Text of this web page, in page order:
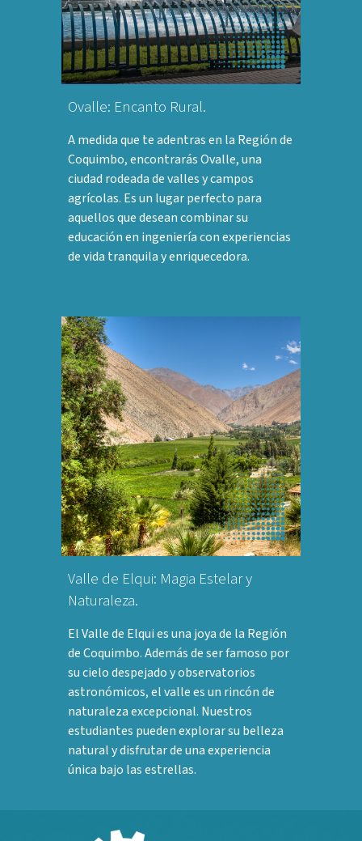
Ovalle: Encanto Rural.
A medida que te adentras en la Región de
Coquimbo, encontrarás Ovalle, una
ciudad rodeada de valles y campos
agrícolas. Es un lugar perfecto para
aquellos que desean combinar su
educación en ingeniería con experiencias
de vida tranquila y enriquecedora.
Valle de Elqui: Magia Estelar y
Naturaleza.
El Valle de Elqui es una joya de la Región
de Coquimbo. Además de ser famoso por
su cielo despejado y observatorios
astronómicos, el valle es un rincón de
naturaleza excepcional. Nuestros
estudiantes pueden explorar su belleza
natural y disfrutar de una experiencia
única bajo las estrellas.